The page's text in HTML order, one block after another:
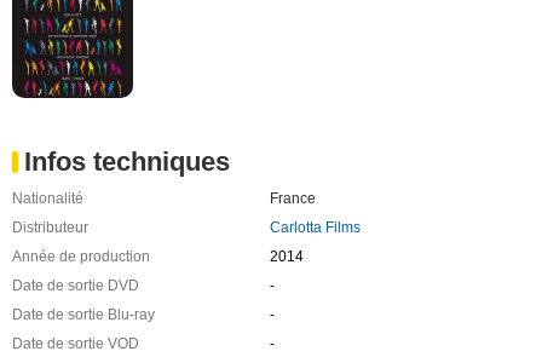
Infos techniques
Nationalité
France
Distributeur
Carlotta Films
Année de production
2014
Date de sortie DVD
-
Date de sortie Blu-ray
-
Date de sortie VOD
-